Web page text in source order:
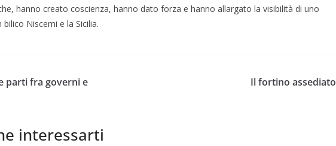
hanno creato coscienza, hanno dato forza e hanno allar­gato la visibilità di uno
Nisce­mi e la Sicilia.
parti fra governi e
Il fortino assediato
interessarti